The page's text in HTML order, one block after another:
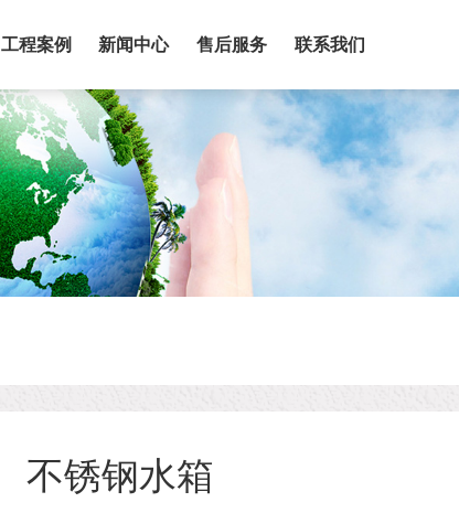
工程案例 新闻中心 售后服务 联系我们
不锈钢水箱